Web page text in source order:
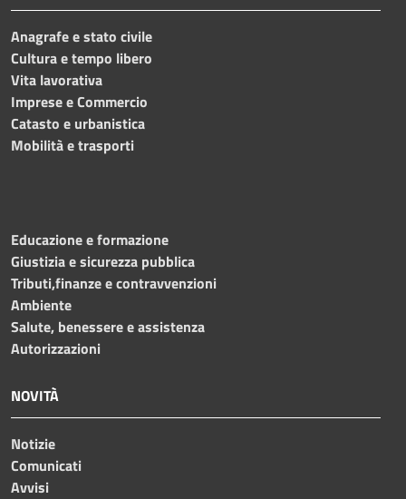
Anagrafe e stato civile
Cultura e tempo libero
Vita lavorativa
Imprese e Commercio
Catasto e urbanistica
Mobilità e trasporti
Educazione e formazione
Giustizia e sicurezza pubblica
Tributi,finanze e contravvenzioni
Ambiente
Salute, benessere e assistenza
Autorizzazioni
NOVITÀ
Notizie
Comunicati
Avvisi